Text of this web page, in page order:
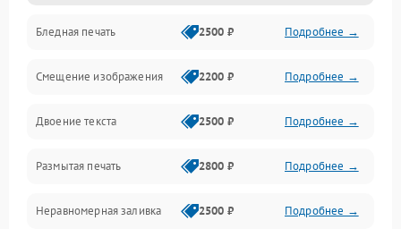
Сканер и копирование
Механика и узлы
Программные сбои
Подключение и интерфейсы
Дисплей и органы управления
Бледная печать 2500 ₽ Подробнее →
Смещение изображения 2200 ₽ Подробнее →
Двоение текста 2500 ₽ Подробнее →
Размытая печать 2800 ₽ Подробнее →
Неравномерная заливка 2500 ₽ Подробнее →